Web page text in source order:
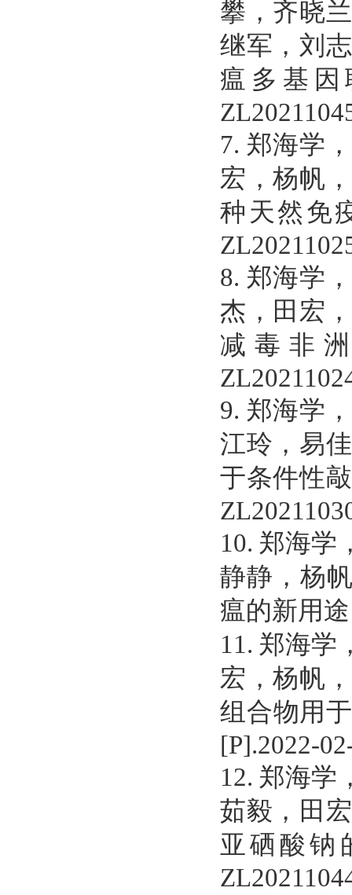
攀，齐晓
继军，刘
瘟多基
7. 郑海学，
宏，杨帆
种天然免
8. 郑海学，
杰，田宏
减毒非
9. 郑海学
江玲，易
于条件性
10. 郑海学
静静，杨
瘟的新用
11. 郑海学
宏，杨帆
组合物用
[P].2022-
12. 郑海学
茹毅，田
亚硒酸钠